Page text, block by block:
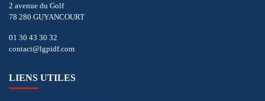
2 avenue du Golf
78 280 GUYANCOURT
01 30 43 30 32
contact@lgpidf.com
LIENS UTILES